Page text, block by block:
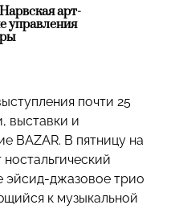
арт-
управления
почти 25
выставки и
BAZAR. В пятницу на
эйсид-джазовое трио
к музыкальной